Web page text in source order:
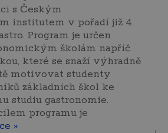
s Českým
institutem v pořadí již 4.
Program je určen
školám napříč
které se snaží výhradně
motivovat studenty
základních škol ke
studiu gastronomie.
programu je
»